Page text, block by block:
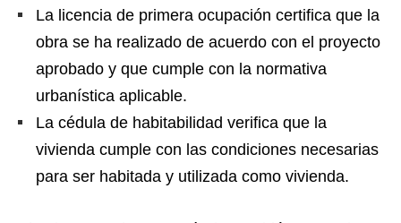
La licencia de primera ocupación certifica que la
obra se ha realizado de acuerdo con el proyecto
aprobado y que cumple con la normativa
urbanística aplicable.
La cédula de habitabilidad verifica que la
vivienda cumple con las condiciones necesarias
para ser habitada y utilizada como vivienda.